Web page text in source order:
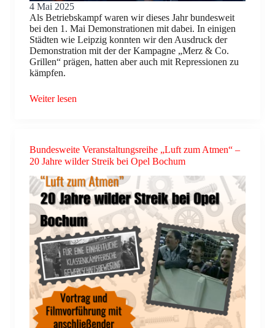
4 Mai 2025
Als Betriebskampf waren wir dieses Jahr bundesweit
bei den 1. Mai Demonstrationen mit dabei. In einigen
Städten wie Leipzig konnten wir den Ausdruck der
Demonstration mit der der Kampagne „Merz & Co.
Grillen“ prägen, hatten aber auch mit Repressionen zu
kämpfen.
Weiter lesen
Bundesweite Veranstaltungsreihe „Luft zum Atmen“ –
20 Jahre wilder Streik bei Opel Bochum